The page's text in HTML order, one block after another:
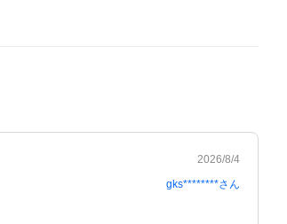
2026/8/4
gks********さん